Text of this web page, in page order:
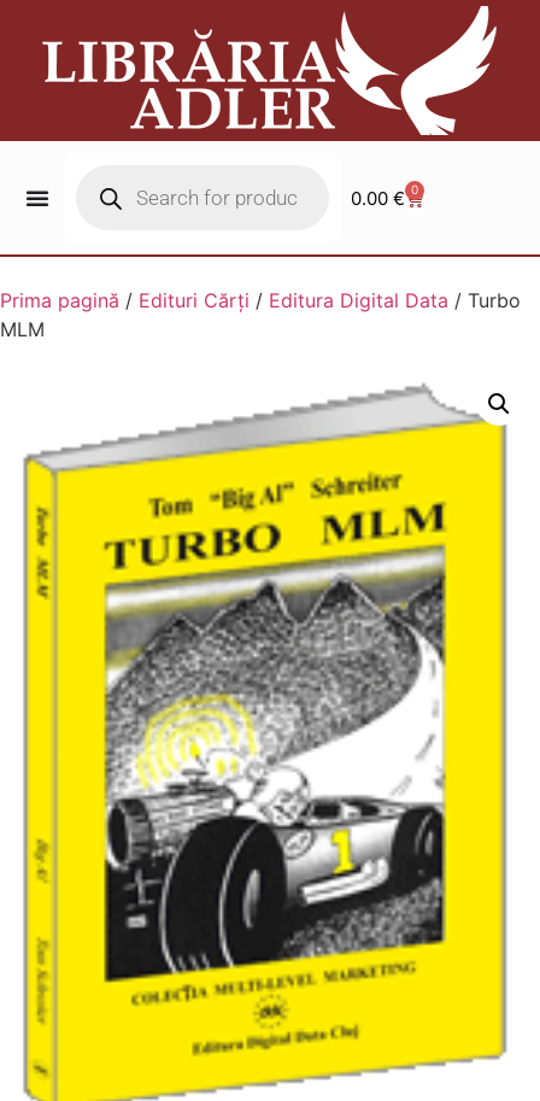
0.00 € 0
Prima pagină / Edituri Cărți / Editura Digital Data / Turbo
MLM